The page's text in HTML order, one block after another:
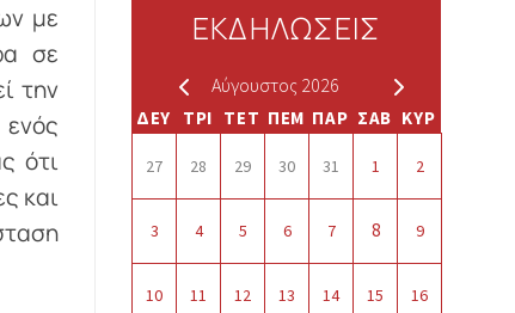
με
σε
την
ότι
και
ΕΚΔΗΛΩΣΕΙΣ
Αύγουστος 2026
ΔΕΥ ΤΡΙ ΤΕΤ ΠΕΜ ΠΑΡ ΣΑΒ ΚΥΡ
27 28 29 30 31 1 2
3 4 5 6 7 8 9
10 11 12 13 14 15 16